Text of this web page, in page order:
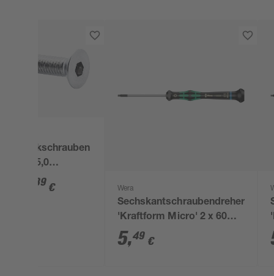
Senkschrauben
ISK5,0
Innensechskant
Edelstahl M6 x
89 € Wera
Sechskantschraubendreher
'Kraftform Micro' 2 x 60
mm
5,49 €